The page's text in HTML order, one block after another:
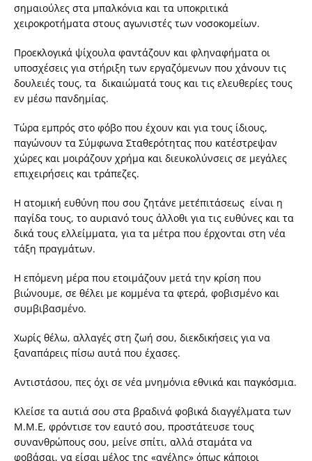
σημαιούλες στα μπαλκόνια και τα υποκριτικά
χειροκροτήματα στους αγωνιστές των νοσοκομείων.
Προεκλογικά ψίχουλα φαντάζουν και φληναφήματα οι
υποσχέσεις για στήριξη των εργαζόμενων που χάνουν τις
δουλειές τους, τα δικαιώματά τους και τις ελευθερίες τους
εν μέσω πανδημίας.
Τώρα εμπρός στο φόβο που έχουν και για τους ίδιους,
παγώνουν τα Σύμφωνα Σταθερότητας που κατέστρεψαν
χώρες και μοιράζουν χρήμα και διευκολύνσεις σε μεγάλες
επιχειρήσεις και τράπεζες.
Η ατομική ευθύνη που σου ζητάνε μετ΄επιτάσεως είναι η
παγίδα τους, το αυριανό τους άλλοθι για τις ευθύνες και τα
δικά τους ελλείμματα, για τα μέτρα που έρχονται στη νέα
τάξη πραγμάτων.
Η επόμενη μέρα που ετοιμάζουν μετά την κρίση που
βιώνουμε, σε θέλει με κομμένα τα φτερά, φοβισμένο και
συμβιβασμένο.
Χωρίς θέλω, αλλαγές στη ζωή σου, διεκδικήσεις για να
ξαναπάρεις πίσω αυτά που έχασες.
Αντιστάσου, πες όχι σε νέα μνημόνια εθνικά και παγκόσμια.
Κλείσε τα αυτιά σου στα βραδινά φοβικά διαγγέλματα των
Μ.Μ.Ε, φρόντισε τον εαυτό σου, προστάτευσε τους
συνανθρώπους σου, μείνε σπίτι, αλλά σταμάτα να
φοβάσαι, να είσαι μέλος της «αγέλης» όπως κάποιοι